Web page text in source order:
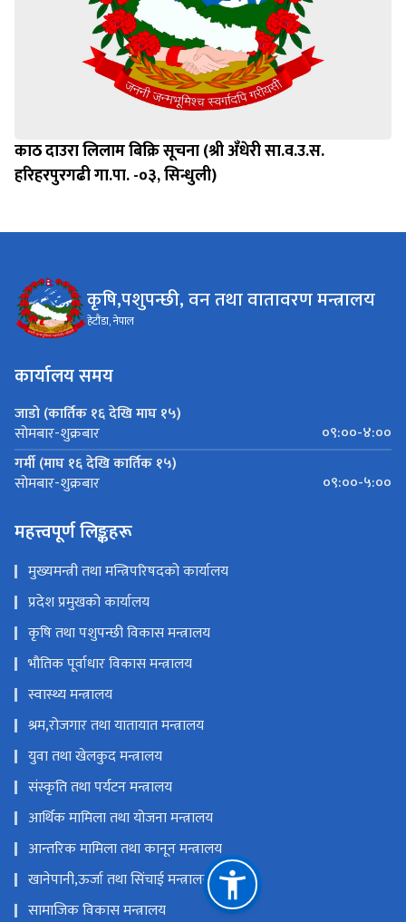
काठ दाउरा लिलाम बिक्रि सूचना (श्री अँधेरी सा.व.उ.स.
हरिहरपुरगढी गा.पा. -०३, सिन्धुली)
कृषि,पशुपन्छी, वन तथा वातावरण मन्त्रालय
हेटौंडा, नेपाल
कार्यालय समय
जाडो (कार्तिक १६ देखि माघ १५)
सोमबार-शुक्रबार
०९:००-४:००
गर्मी (माघ १६ देखि कार्तिक १५)
सोमबार-शुक्रबार ०९:००-५:००
महत्त्वपूर्ण लिङ्कहरू
मुख्यमन्त्री तथा मन्त्रिपरिषदको कार्यालय
प्रदेश प्रमुखको कार्यालय
कृषि तथा पशुपन्छी विकास मन्त्रालय
भौतिक पूर्वाधार विकास मन्त्रालय
स्वास्थ्य मन्त्रालय
श्रम,रोजगार तथा यातायात मन्त्रालय
युवा तथा खेलकुद मन्त्रालय
संस्कृति तथा पर्यटन मन्त्रालय
आर्थिक मामिला तथा योजना मन्त्रालय
आन्तरिक मामिला तथा कानून मन्त्रालय
खानेपानी,ऊर्जा तथा सिंचाई मन्त्रालय
सामाजिक विकास मन्त्रालय